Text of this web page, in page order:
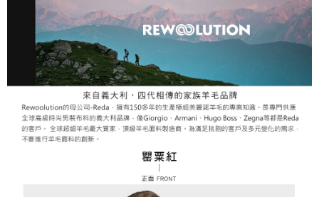
【注意事項】
１．透過由恩沛科技股份有限公司提供之「AFTEE先享後付」服務完成之交
易，需依本服務之必要範圍內提供個人資料，並將交易相關給付款項請求債
權轉讓予恩沛科技股份有限公司。
２．關於個人資料處理事宜，請瀏覽以下網址：
https://aftee.tw/terms/#terms3
３．未成年的使用者請事先徵得法定代理人或監護人之同意方可使用
「AFTEE先享後付」，若未經同意申辦者引起之損失，本公司不負相關責
任。
４．使用「AFTEE先享後付」時，將依據個別帳號之用戶狀況，依本公司即
時審查核予不同之上限額度；若仍有額度不足之情形，本公司將視審查結果
恩沛科技股份有限公司將有權停止該用戶之使用額度並採取法律行動。
7-11取貨付款
每筆NT$60，滿NT$799(含以上)免運費
付款後7-11取貨
每筆NT$60，滿NT$799(含以上)免運費
每筆NT$70，滿NT$799(含以上)免運費